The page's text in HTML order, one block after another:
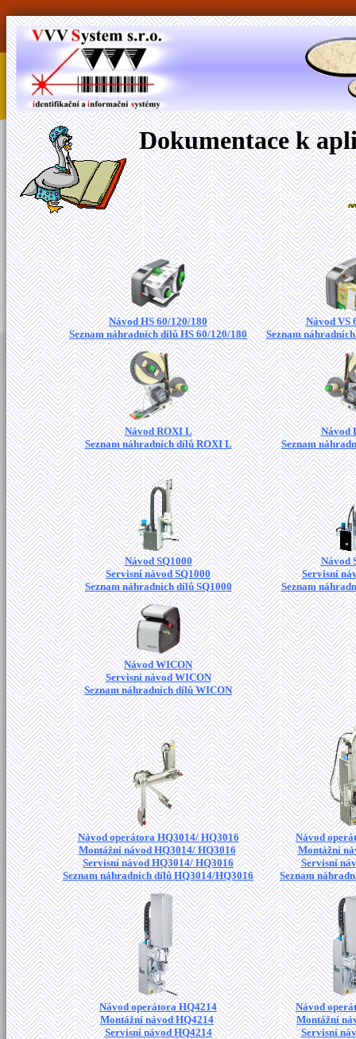
Dokumentace k
Návod HS 60/120/180
Seznam náhradních dílů HS 60/120/180
Návod VS
Seznam
Návod ROXI L
Seznam náhradních dílů ROXI L
Návod
Seznam
Návod SQ1000
Servisní návod SQ1000
Seznam náhradních dílů SQ1000
Návod
Servisní
Seznam
Návod WICON
Servisní návod WICON
Seznam náhradních dílů WICON
Návod operátora HQ3014/ HQ3016
Montážní návod HQ3014/ HQ3016
Servisní návod HQ3014/ HQ3016
Seznam náhradních dílů HQ3014/HQ3016
Návod
Montážní
Servisní
Seznam
Návod operátora HQ4214
Montážní návod HQ4214
Servisní návod HQ4214
Návod
Montážní
Servisní